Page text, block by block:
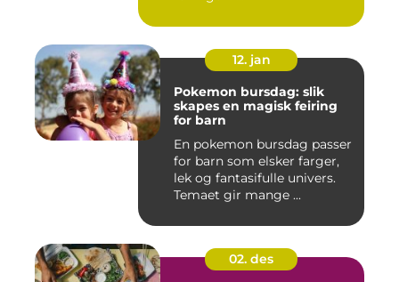
12. jan
Pokemon bursdag: slik
skapes en magisk feiring
for barn
En pokemon bursdag passer
for barn som elsker farger,
lek og fantasifulle univers.
Temaet gir mange ...
02. des